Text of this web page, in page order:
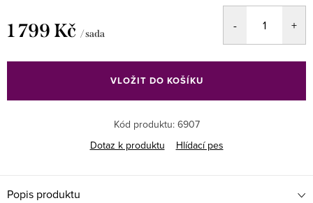
1 799 Kč / sada
cena:
VLOŽIT DO KOŠÍKU
Kód produktu: 6907
Dotaz k produktu
Hlídací pes
Popis produktu